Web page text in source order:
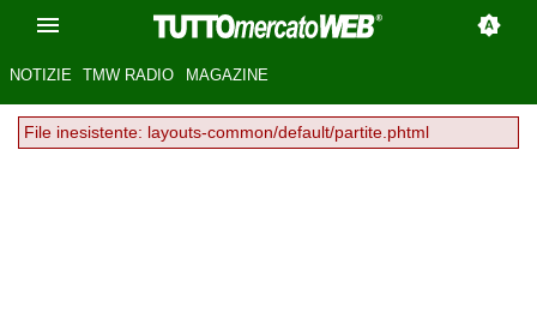
NOTIZIE TMW RADIO MAGAZINE
File inesistente: layouts-common/default/partite.phtml